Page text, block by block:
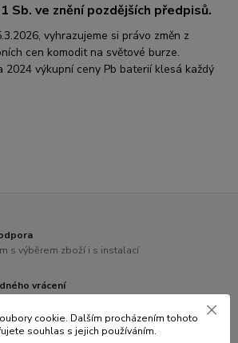
Sb. ve znění pozdějších předpisů.
vyhrazujeme si právo změn z
cen komodit na světové burze.
výkupní ceny Pb baterií klesá každý
s výběrem zboží i s instalací
vrácení
cookie. Dalším procházením tohoto
souhlas s jejich používáním.